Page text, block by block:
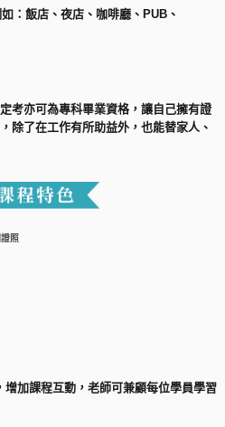
：飯店、夜店、咖啡廳、PUB、
考亦可為專科畢業資格，讓自己擁有證
除了在工作有所助益外，也能替家人、
照
加課程互動，老師可兼顧每位學員學習